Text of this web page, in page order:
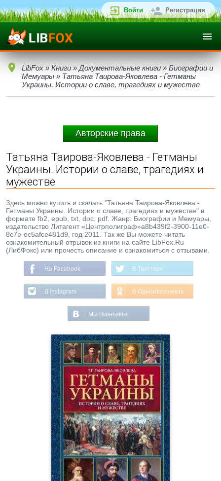
Войти Регистрация
LibFox » Книги » Документальные книги » Биографии и
Мемуары » Татьяна Таирова-Яковлева - Гетманы
Украины. Истории о славе, трагедиях и мужестве
Авторские права
Татьяна Таирова-Яковлева - Гетманы
Украины. Истории о славе, трагедиях и
мужестве
Здесь можно купить и скачать "Татьяна Таирова-Яковлева -
Гетманы Украины. Истории о славе, трагедиях и мужестве" в
формате fb2, epub, txt, doc, pdf. Жанр: Биографии и Мемуары,
издательство Литагент «Центрполиграф»a8b439f2-3900-11e0-
8c7e-ec5afce481d9, год 2011. Так же Вы можете читать
ознакомительный отрывок из книги на сайте LibFox.Ru
(ЛибФокс) или прочесть описание и ознакомиться с отзывами.
На Facebook В Твиттере
В Instagram В Одноклассниках
Мы Вконтакте